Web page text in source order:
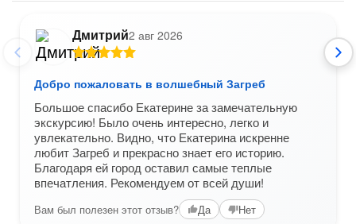
Дмитрий2 авг 2026
Добро пожаловать в волшебный Загреб
Большое спасибо Екатерине за замечательную
экскурсию! Было очень интересно, легко и
увлекательно. Видно, что Екатерина искренне
любит Загреб и прекрасно знает его историю.
Благодаря ей город оставил самые теплые
впечатления. Рекомендуем от всей души!
Вам был полезен этот отзыв? Да Нет